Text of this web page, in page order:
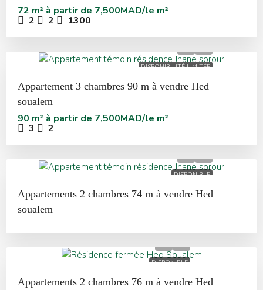
72 m² à partir de 7,500MAD/le m²
2 2 1300
DISPONIBILITÉ LIMITÉE
Appartement 3 chambres 90 m à vendre Hed
soualem
90 m² à partir de 7,500MAD/le m²
3 2
DISPONIBLE
Appartements 2 chambres 74 m à vendre Hed
soualem
DISPONIBLE
Appartements 2 chambres 76 m à vendre Hed